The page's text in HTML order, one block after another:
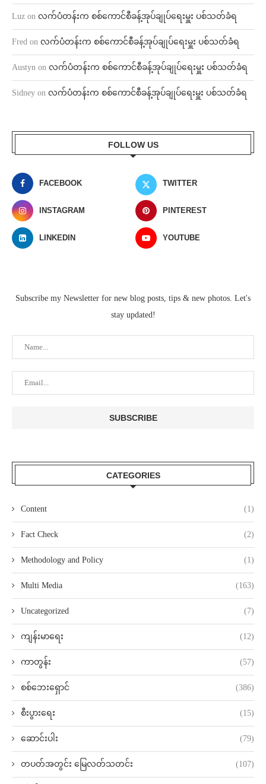
Luz on လက်ပံတန်းက စစ်ကောင်စီခန့်အုပ်ချုပ်ရေးမှူး ပစ်သတ်ခံရ
Fred on လက်ပံတန်းက စစ်ကောင်စီခန့်အုပ်ချုပ်ရေးမှူး ပစ်သတ်ခံရ
Austyn on လက်ပံတန်းက စစ်ကောင်စီခန့်အုပ်ချုပ်ရေးမှူး ပစ်သတ်ခံရ
Sidney on လက်ပံတန်းက စစ်ကောင်စီခန့်အုပ်ချုပ်ရေးမှူး ပစ်သတ်ခံရ
FOLLOW US
FACEBOOK TWITTER
INSTAGRAM PINTEREST
LINKEDIN YOUTUBE
Subscribe my Newsletter for new blog posts, tips & new photos. Let's
stay updated!
CATEGORIES
Content (1)
Fact Check (2)
Methodology and Policy (1)
Multi Media (163)
Uncategorized (7)
ကျန်းမာရေး (12)
ကာတွန်း (57)
စစ်ဘေးရှောင် (386)
စီးပွားရေး (15)
ဆောင်းပါး (79)
တပတ်အတွင်း မြေလတ်သတင်း (107)